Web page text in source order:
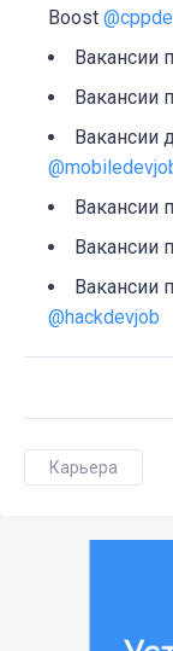
Boost
Вакансии
Вакансии
Вакансии
Вакансии
Вакансии
Вакансии
@hackdevjob
Карьера